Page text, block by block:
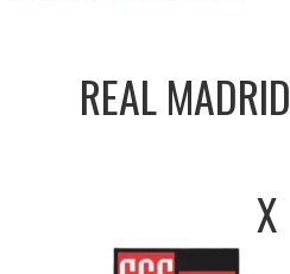
REAL MADRID
X